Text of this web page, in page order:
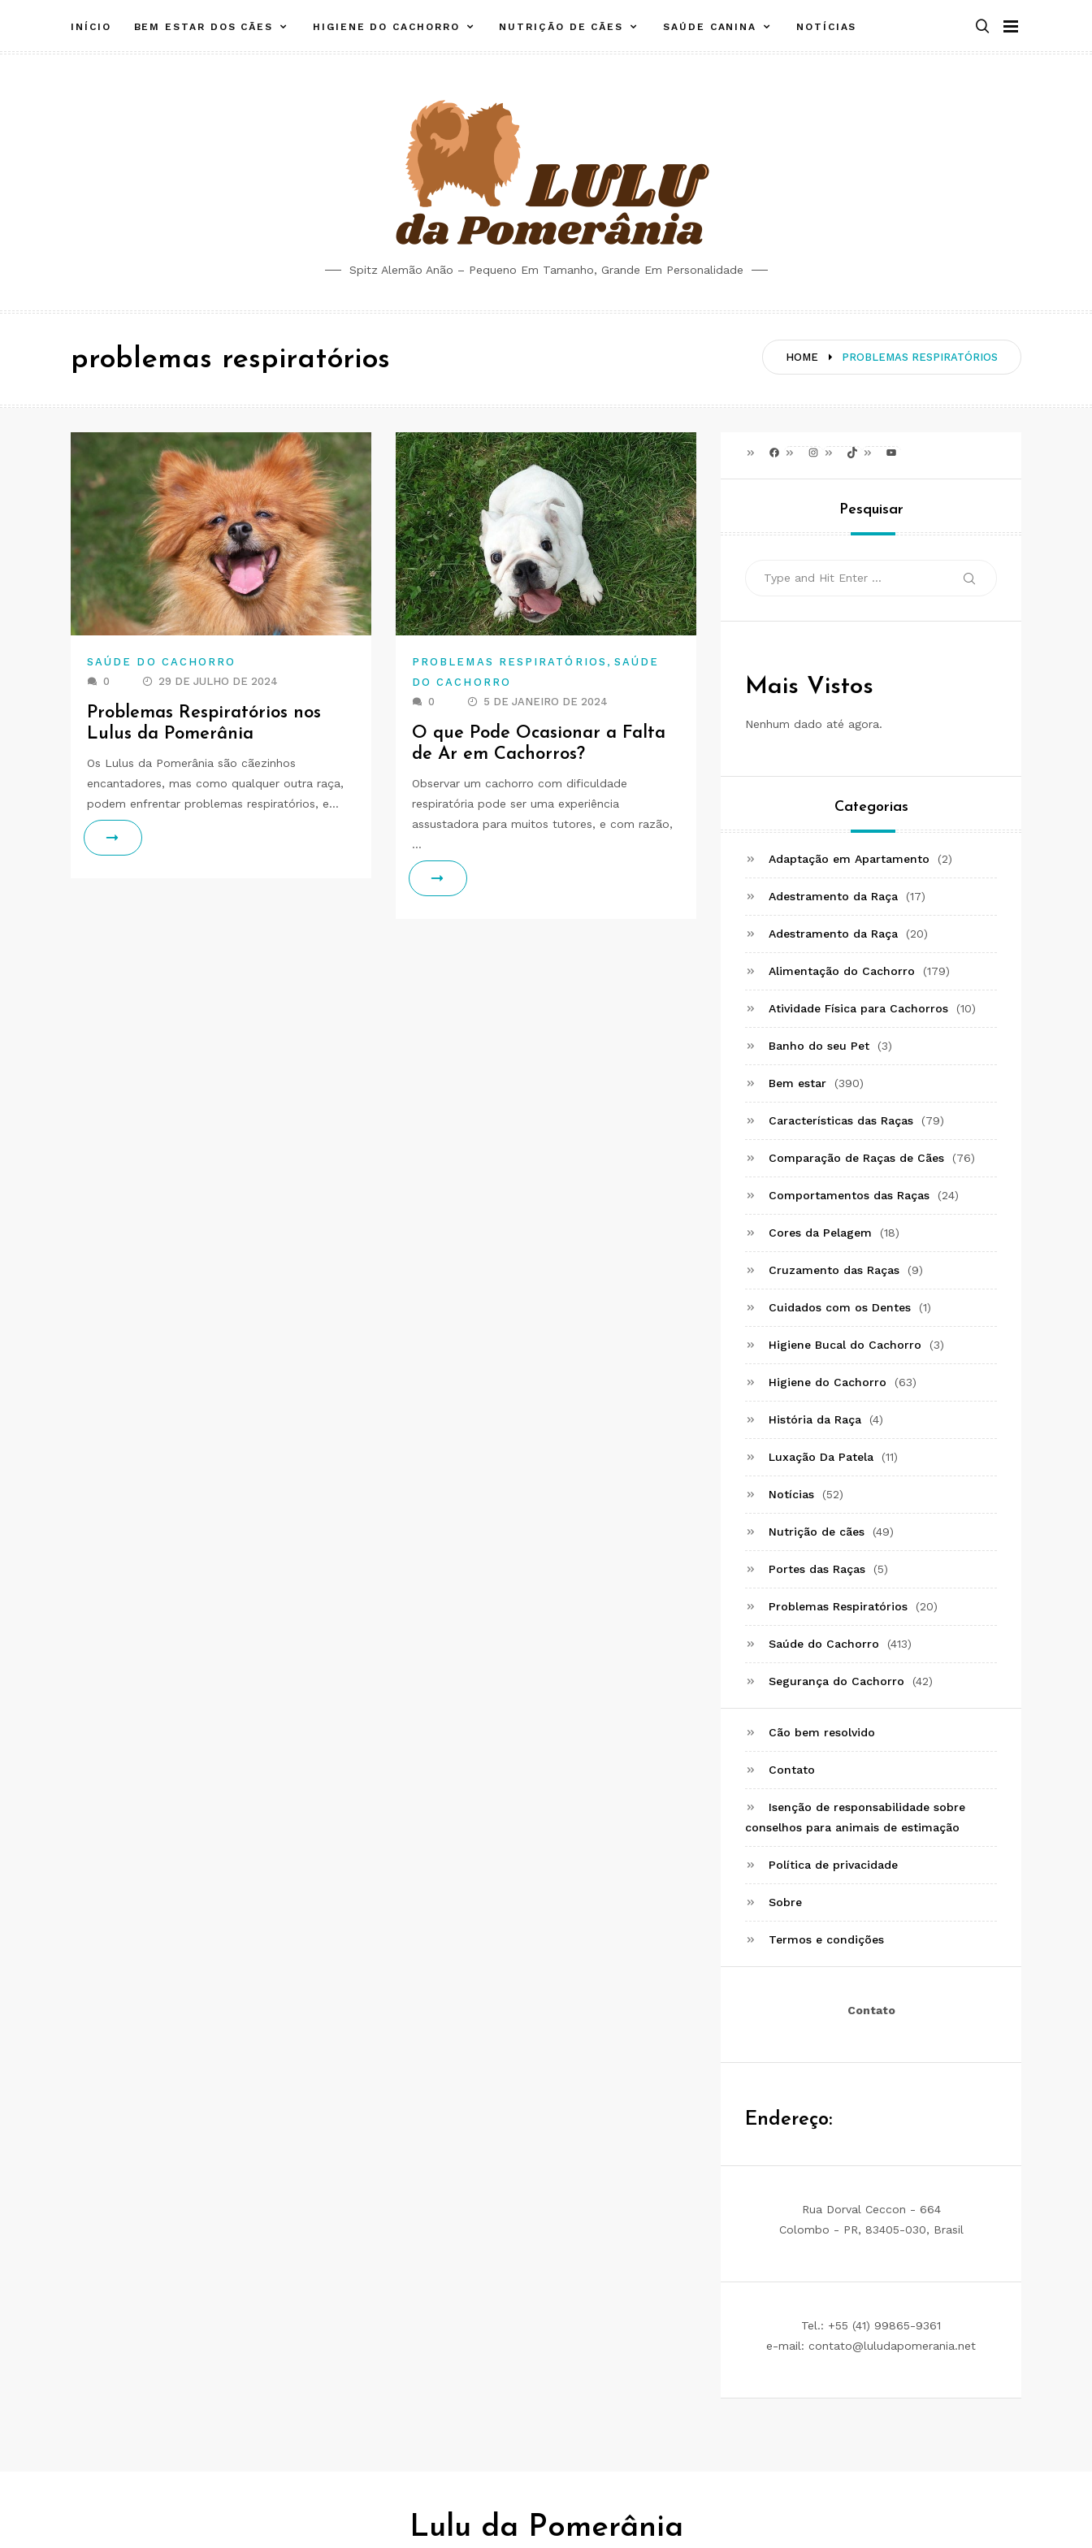
content
INÍCIO BEM ESTAR DOS CÃES HIGIENE DO CACHORRO NUTRIÇÃO DE CÃES SAÚDE CANINA NOTÍCIAS
Spitz Alemão Anão – Pequeno Em Tamanho, Grande Em Personalidade
HOME PROBLEMAS RESPIRATÓRIOS
problemas respiratórios
SAÚDE DO CACHORRO
0
29 DE JULHO DE 2024
Problemas Respiratórios nos
Lulus da Pomerânia
Os Lulus da Pomerânia são cãezinhos
encantadores, mas como qualquer outra raça,
podem enfrentar problemas respiratórios, e…
PROBLEMAS RESPIRATÓRIOS , SAÚDE
DO CACHORRO
0
5 DE JANEIRO DE 2024
O que Pode Ocasionar a Falta
de Ar em Cachorros?
Observar um cachorro com dificuldade
respiratória pode ser uma experiência
assustadora para muitos tutores, e com razão,
…
FacebookInstagramTikTok Youtube
Pesquisar
Search
Mais Vistos
Nenhum dado até agora.
Categorias
Adaptação em Apartamento (2)
Adestramento da Raça (17)
Adestramento da Raça (20)
Alimentação do Cachorro (179)
Atividade Física para Cachorros (10)
Banho do seu Pet (3)
Bem estar (390)
Características das Raças (79)
Comparação de Raças de Cães (76)
Comportamentos das Raças (24)
Cores da Pelagem (18)
Cruzamento das Raças (9)
Cuidados com os Dentes (1)
Higiene Bucal do Cachorro (3)
Higiene do Cachorro (63)
História da Raça (4)
Luxação Da Patela (11)
Notícias (52)
Nutrição de cães (49)
Portes das Raças (5)
Problemas Respiratórios (20)
Saúde do Cachorro (413)
Segurança do Cachorro (42)
Cão bem resolvido
Contato
Isenção de responsabilidade sobre
conselhos para animais de estimação
Política de privacidade
Sobre
Termos e condições
Contato
Endereço:
Rua Dorval Ceccon - 664
Colombo - PR, 83405-030, Brasil
Tel.: +55 (41) 99865-9361
e-mail: contato@luludapomerania.net
Lulu da Pomerânia